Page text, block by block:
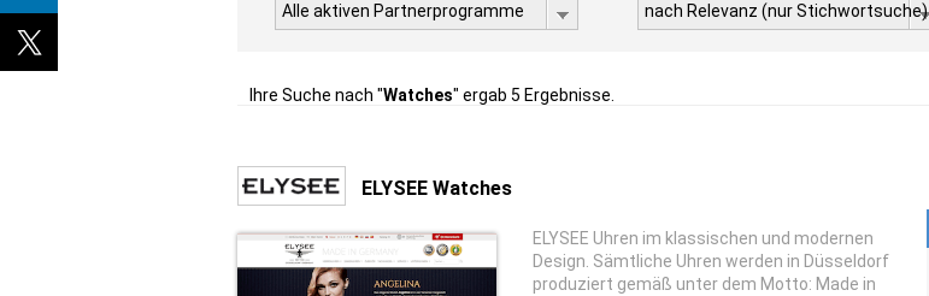
Alle aktiven Partnerprogramme
nach Relevanz (nur Stichwortsuche)
Ihre Suche nach "Watches" ergab 5 Ergebnisse.
ELYSEE Watches
ELYSEE Uhren im klassischen und modernen
Design. Sämtliche Uhren werden in Düsseldorf
produziert gemäß unter dem Motto: Made in